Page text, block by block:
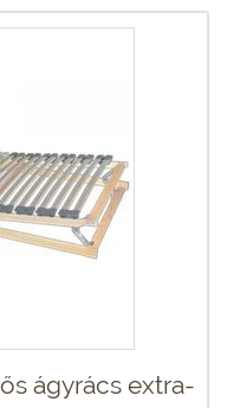
ágyrács extra-